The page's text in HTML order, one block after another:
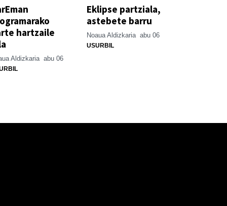
hartzaile
Aldizkaria abu 06
Eklipse partziala,
astebete barru
Noaua Aldizkaria abu 06
USURBIL